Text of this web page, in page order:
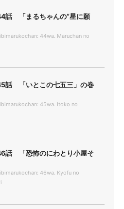
話 「まるちゃんの“星に願
44wa. Maruchan no
話 「いとこの七五三」の巻
45wa. Itoko no
話 「恐怖のにわとり小屋そ
46wa. Kyofu no